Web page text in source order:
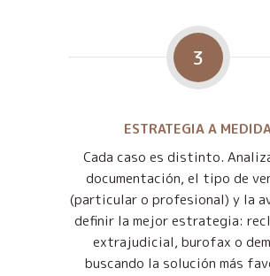
3
ESTRATEGIA A
Cada caso es distinto.
documentación, el tipo de
(particular o profesional) y la
definir la mejor estrategia:
extrajudicial, burofax o
buscando la solución más